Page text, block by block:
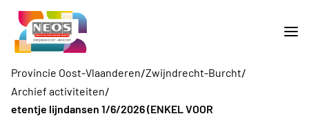
Provincie Oost-Vlaanderen/Zwijndrecht-Burcht/
Archief activiteiten/
etentje lijndansen 1/6/2026 (ENKEL VOOR